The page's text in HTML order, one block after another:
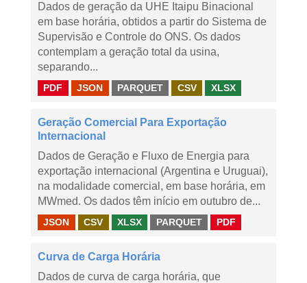
Dados de geração da UHE Itaipu Binacional
em base horária, obtidos a partir do Sistema de
Supervisão e Controle do ONS. Os dados
contemplam a geração total da usina,
separando...
PDF JSON PARQUET CSV XLSX
Geração Comercial Para Exportação
Internacional
Dados de Geração e Fluxo de Energia para
exportação internacional (Argentina e Uruguai),
na modalidade comercial, em base horária, em
MWmed. Os dados têm início em outubro de...
JSON CSV XLSX PARQUET PDF
Curva de Carga Horária
Dados de curva de carga horária, que